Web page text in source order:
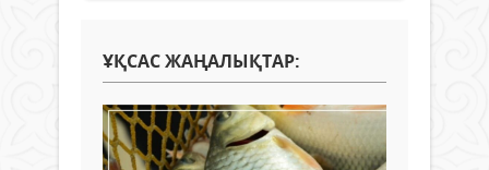
ҰҚСАС ЖАҢАЛЫҚТАР: